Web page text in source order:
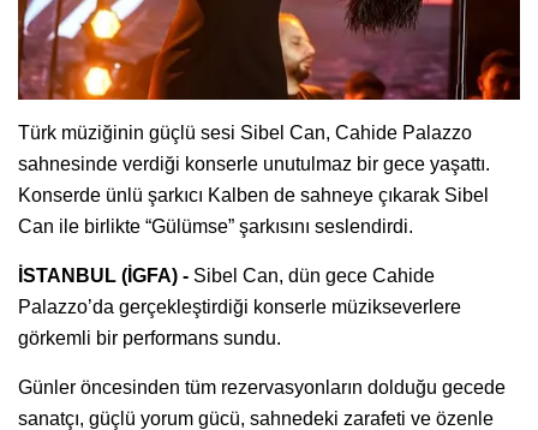
Türk müziğinin güçlü sesi Sibel Can, Cahide Palazzo
sahnesinde verdiği konserle unutulmaz bir gece yaşattı.
Konserde ünlü şarkıcı Kalben de sahneye çıkarak Sibel
Can ile birlikte “Gülümse” şarkısını seslendirdi.
İSTANBUL (İGFA) - Sibel Can, dün gece Cahide
Palazzo’da gerçekleştirdiği konserle müzikseverlere
görkemli bir performans sundu.
Günler öncesinden tüm rezervasyonların dolduğu gecede
sanatçı, güçlü yorum gücü, sahnedeki zarafeti ve özenle